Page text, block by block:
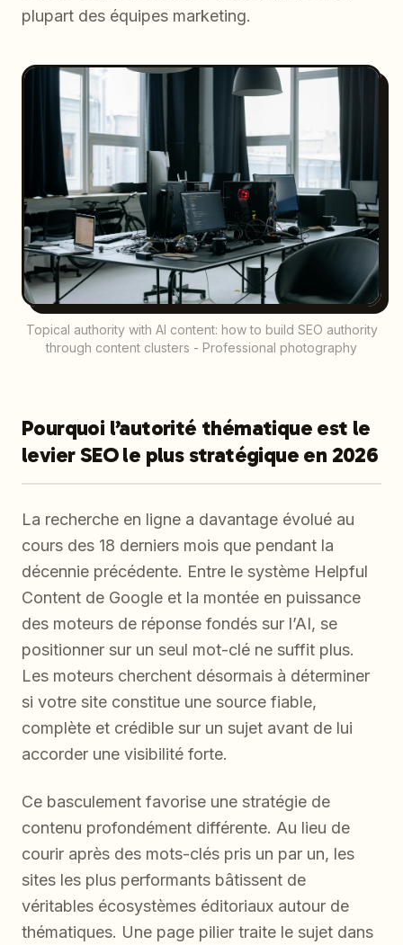
plupart des équipes marketing.
Topical authority with AI content: how to build SEO authority
through content clusters - Professional photography
Pourquoi l’autorité thématique est le
levier SEO le plus stratégique en 2026
La recherche en ligne a davantage évolué au
cours des 18 derniers mois que pendant la
décennie précédente. Entre le système Helpful
Content de Google et la montée en puissance
des moteurs de réponse fondés sur l’AI, se
positionner sur un seul mot-clé ne suffit plus.
Les moteurs cherchent désormais à déterminer
si votre site constitue une source fiable,
complète et crédible sur un sujet avant de lui
accorder une visibilité forte.
Ce basculement favorise une stratégie de
contenu profondément différente. Au lieu de
courir après des mots-clés pris un par un, les
sites les plus performants bâtissent de
véritables écosystèmes éditoriaux autour de
thématiques. Une page pilier traite le sujet dans